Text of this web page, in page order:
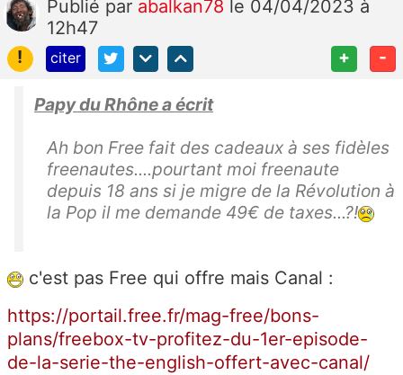
Publié par abalkan78 le 04/04/2023 à
12h47
!
citer + -
Papy du Rhône a écrit
Ah bon Free fait des cadeaux à ses fidèles
freenautes....pourtant moi freenaute
depuis 18 ans si je migre de la Révolution à
la Pop il me demande 49€ de taxes...?!
c'est pas Free qui offre mais Canal :
https://portail.free.fr/mag-free/bons-
plans/freebox-tv-profitez-du-1er-episode-
de-la-serie-the-english-offert-avec-canal/